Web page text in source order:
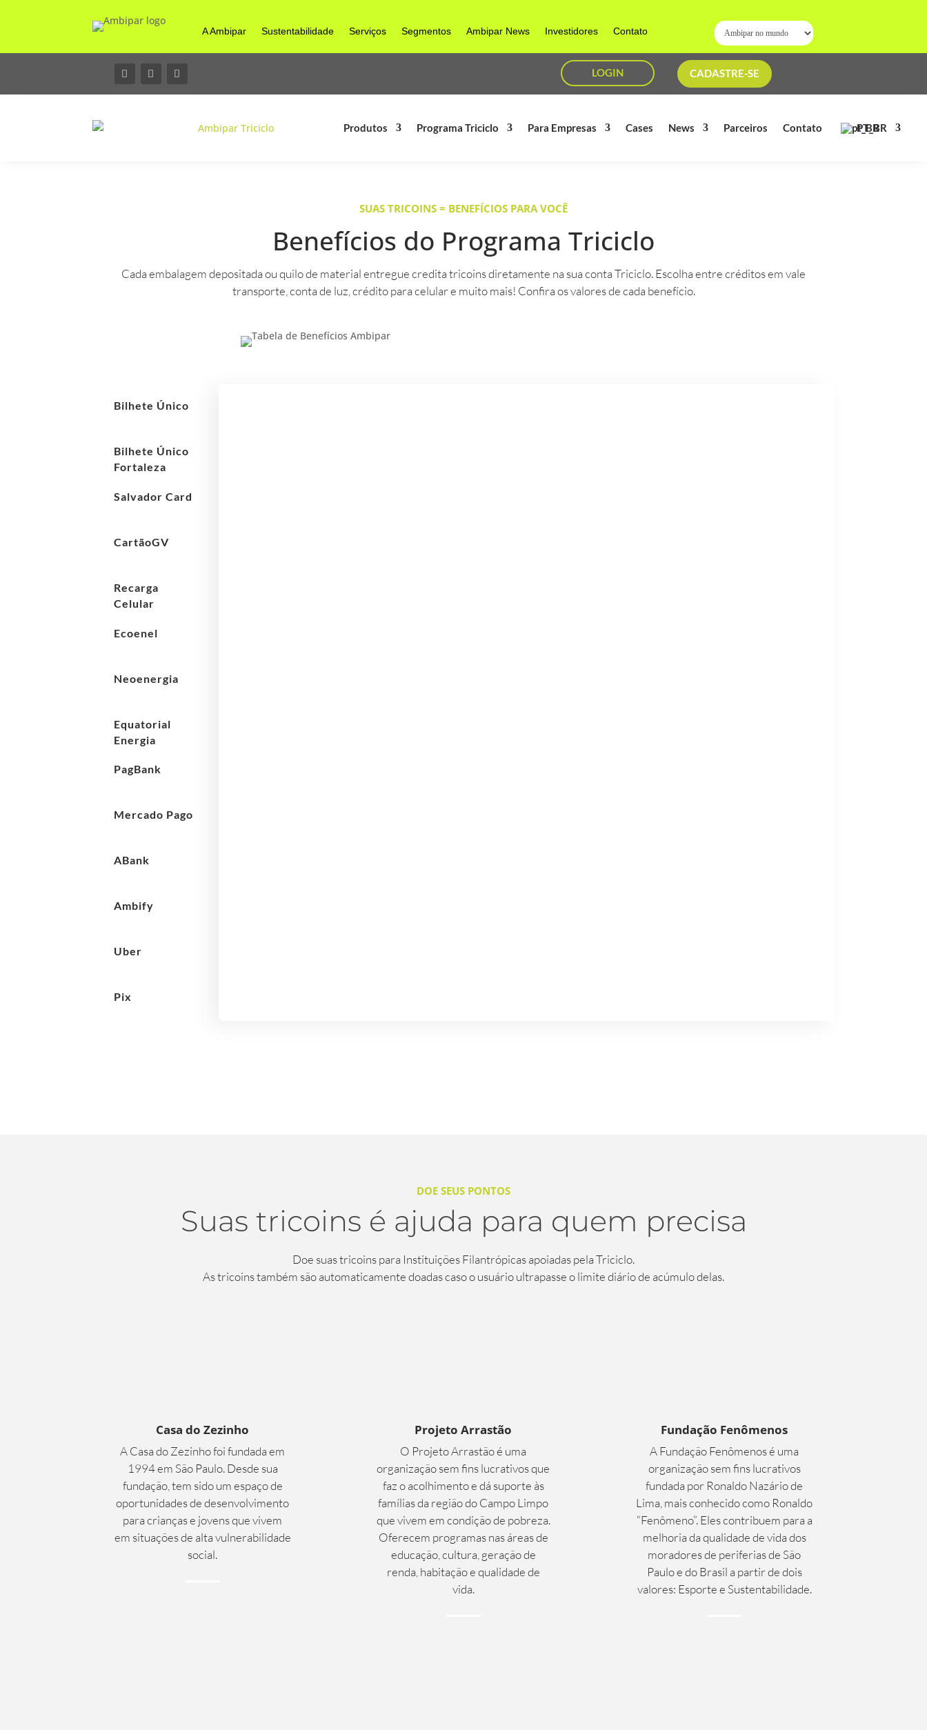
A Ambipar Sustentabilidade Serviços Segmentos Ambipar News Investidores Contato
LOGIN CADASTRE-SE
Produtos Programa Triciclo Para Empresas Cases News Parceiros Contato PT_BR
SUAS TRICOINS = BENEFÍCIOS PARA VOCÊ
Benefícios do Programa Triciclo
Cada embalagem depositada ou quilo de material entregue credita tricoins diretamente na sua conta Triciclo. Escolha entre créditos em vale
transporte, conta de luz, crédito para celular e muito mais! Confira os valores de cada benefício.
Bilhete Único
Bilhete Único
Fortaleza
Salvador Card
CartãoGV
Recarga
Celular
Ecoenel
Neoenergia
Equatorial
Energia
PagBank
Mercado Pago
ABank
Ambify
Uber
Pix
DOE SEUS PONTOS
Suas tricoins é ajuda para quem precisa
Doe suas tricoins para Instituições Filantrópicas apoiadas pela Triciclo.
As tricoins também são automaticamente doadas caso o usuário ultrapasse o limite diário de acúmulo delas.
Casa do Zezinho
A Casa do Zezinho foi fundada em
1994 em São Paulo. Desde sua
fundação, tem sido um espaço de
oportunidades de desenvolvimento
para crianças e jovens que vivem
em situações de alta vulnerabilidade
social.
Projeto Arrastão
O Projeto Arrastão é uma
organização sem fins lucrativos que
faz o acolhimento e dá suporte às
famílias da região do Campo Limpo
que vivem em condição de pobreza.
Oferecem programas nas áreas de
educação, cultura, geração de
renda, habitação e qualidade de
vida.
Fundação Fenômenos
A Fundação Fenômenos é uma
organização sem fins lucrativos
fundada por Ronaldo Nazário de
Lima, mais conhecido como Ronaldo
“Fenômeno”. Eles contribuem para a
melhoria da qualidade de vida dos
moradores de periferias de São
Paulo e do Brasil a partir de dois
valores: Esporte e Sustentabilidade.